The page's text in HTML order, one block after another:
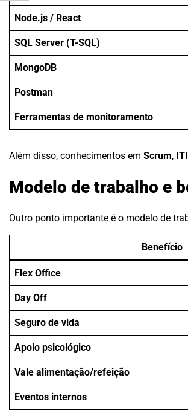
Node.js / React
SQL Server (T-SQL)
MongoDB
Postman
Ferramentas de monitoramento
Além disso, conhecimentos em Scrum,
Modelo de trabalho e
Outro ponto importante é o modelo de
Benefício
Flex Office
Day Off
Seguro de vida
Apoio psicológico
Vale alimentação/refeição
Eventos internos